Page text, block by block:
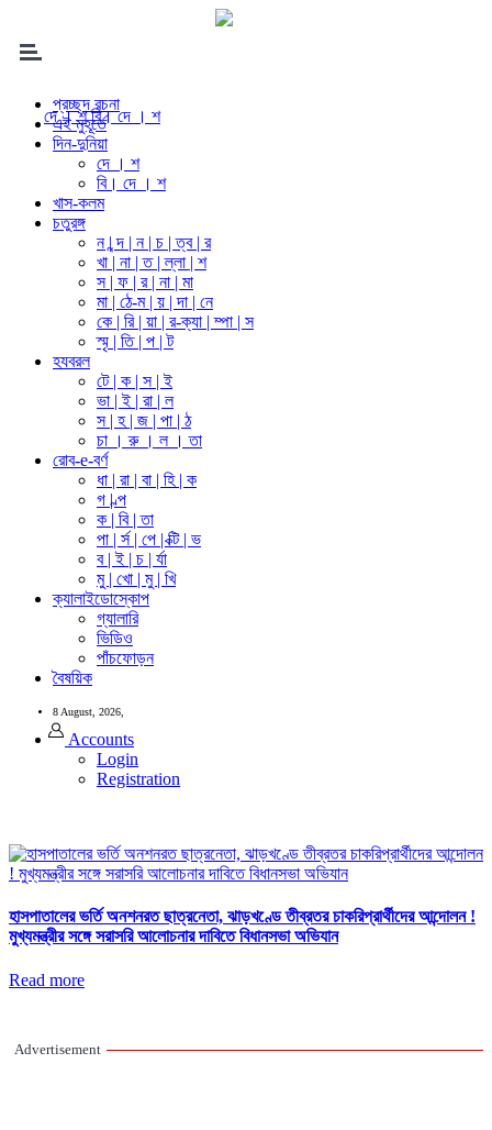
প্রচ্ছদ রচনা
এই মুহূর্তে
দিন-দুনিয়া
দে । শ
বি। দে । শ
খাস-কলম
চতুরঙ্গ
ন | ন্দ | ন | চ | ত্ব | র
খা | না | ত | ল্লা | শ
স | ফ | র | না | মা
মা | ঠে-ম | য় | দা | নে
কে | রি | য়া | র-ক্যা | ম্পা | স
স্মৃ | তি | প | ট
হযবরল
টে | ক | স | ই
ভা | ই | রা | ল
স | হ | জ | পা | ঠ
চা । রু । ল । তা
রোব-e-বর্ণ
ধা | রা | বা | হি | ক
গ | ল্প
ক | বি | তা
পা | র্স | পে | ক্টি | ভ
ব | ই | চ | র্যা
মু | খো | মু | খি
ক্যালাইডোস্কোপ
গ্যালারি
ভিডিও
পাঁচফোড়ন
বৈষয়িক
8 August, 2026,
Accounts
Login
Registration
দে । শ বি। দে । শ
হাসপাতালের ভর্তি অনশনরত ছাত্রনেতা, ঝাড়খণ্ডে তীব্রতর চাকরিপ্রার্থীদের আন্দোলন !
মুখ্যমন্ত্রীর সঙ্গে সরাসরি আলোচনার দাবিতে বিধানসভা অভিযান
Read more
Advertisement